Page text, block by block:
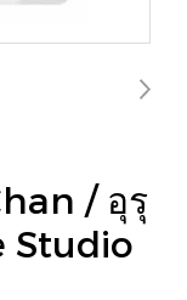
/ อุรุ
Studio